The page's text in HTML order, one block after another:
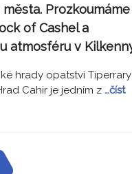
Prozkoumáme
of Cashel a
atmosféru v
hrady opatství Tiperrary
Cahir je jedním z …číst